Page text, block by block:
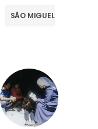
SÃO MIGUEL